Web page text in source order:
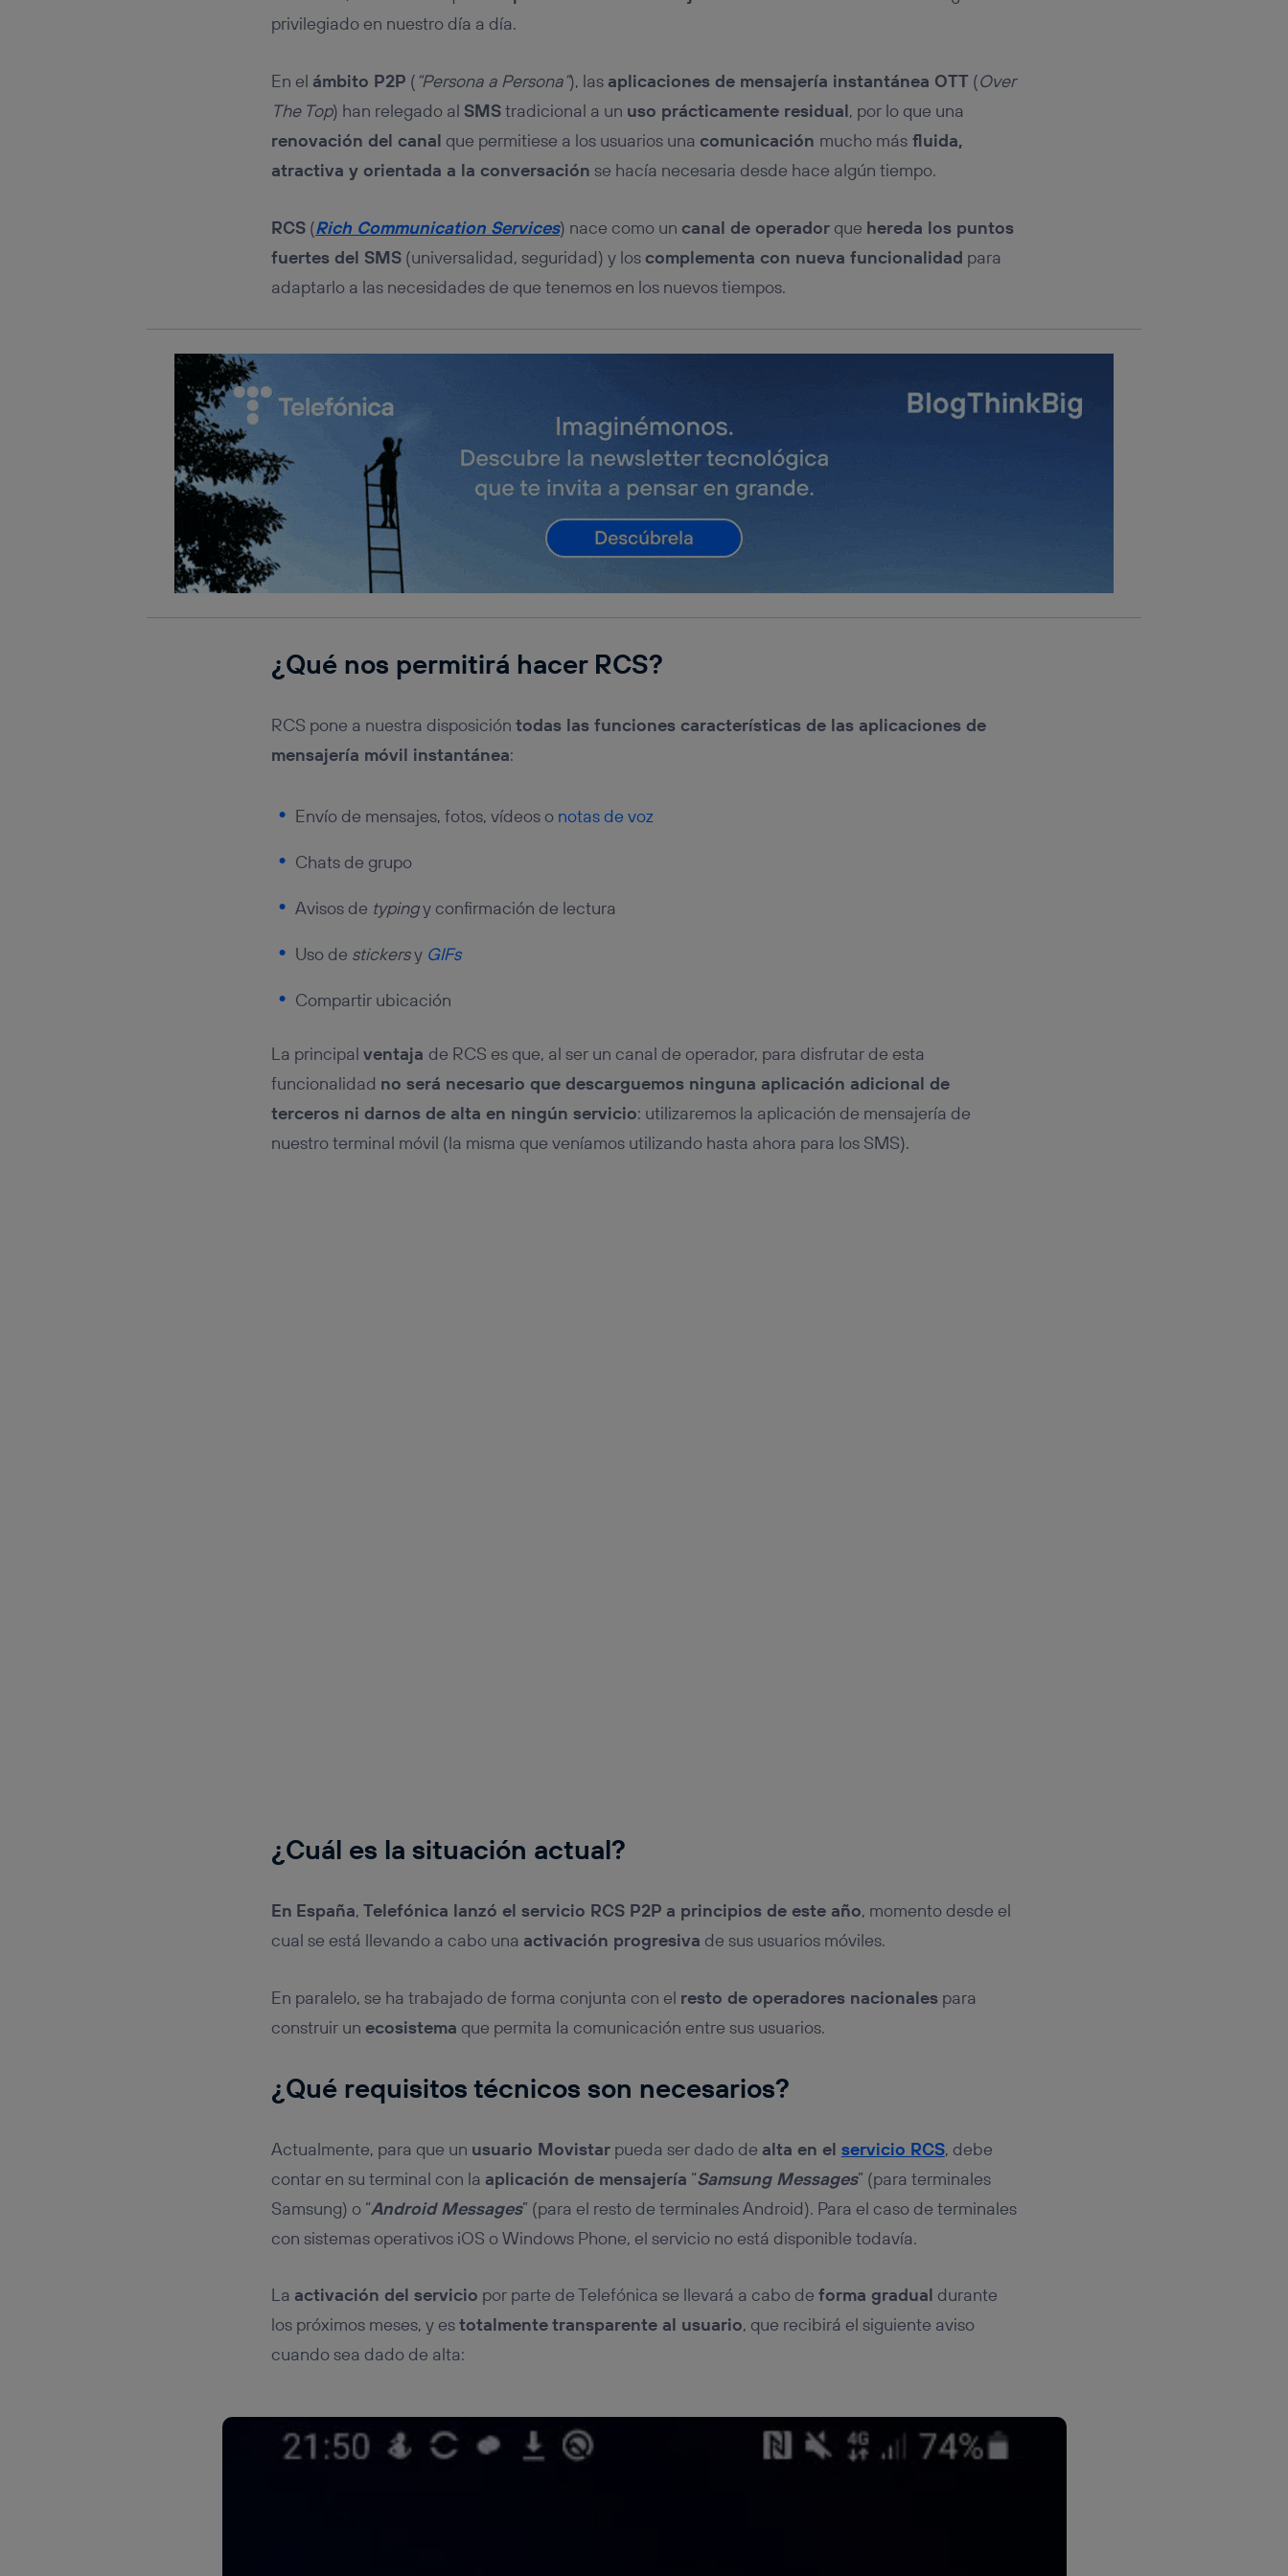
privilegiado en nuestro día a día.
En el ámbito P2P ( “Persona a Persona”), las aplicaciones de mensajería instantánea OTT (Over
The Top) han relegado al SMStradicional a un uso prácticamente residual, por lo que una
renovación del canal que permitiese a los usuarios una comunicación mucho másfluida,
atractiva y orientada a la conversación se hacía necesaria desde hace algún tiempo.
RCS(Rich Communication Services) nace como un canal de operadorque hereda los puntos
fuertes del SMS(universalidad, seguridad) y loscomplementa con nueva funcionalidad para
adaptarlo a las necesidades de que tenemos en los nuevos tiempos.
¿Qué nos permitirá hacer RCS?
RCS pone a nuestra disposición todas las funciones características de las aplicaciones de
mensajería móvil instantánea:
Envío de mensajes, fotos, vídeos o notas de voz
Chats de grupo
Avisos de typingy confirmación de lectura
Uso de stickersy GIFs
Compartir ubicación
La principal ventaja de RCS es que, al ser un canal de operador, para disfrutar de esta
funcionalidad no será necesario que descarguemos ninguna aplicación adicional de
terceros ni darnos de alta en ningún servicio: utilizaremos la aplicación de mensajería de
nuestro terminal móvil (la misma que veníamos utilizando hasta ahora para los SMS).
¿Cuál es la situación actual?
En España, Telefónica lanzó el servicio RCS P2P a principios de este año, momento desde el
cual se está llevando a cabo una activación progresiva de sus usuarios móviles.
En paralelo, se ha trabajado de forma conjunta con el resto de operadores nacionalespara
construir un ecosistema que permita la comunicación entre sus usuarios.
¿Qué requisitos técnicos son necesarios?
Actualmente, para que un usuario Movistarpueda ser dado de alta en el servicio RCS, debe
contar en su terminal con la aplicación de mensajería “Samsung Messages” (para terminales
Samsung) o “Android Messages” (para el resto de terminales Android). Para el caso de terminales
con sistemas operativos iOS o Windows Phone, el servicio no está disponible todavía.
La activación del servicio por parte de Telefónica se llevará a cabo de forma gradual durante
los próximos meses, y estotalmentetransparente al usuario, que recibirá el siguiente aviso
cuando sea dado de alta:
conecte su dispositivo y consienta el uso de la tecnología recibirá el mismo identificador.
realizará en función de las actividades de navegación de los miembros del hogar que
hayan dado su consentimiento.
únicamente en la navegación del usuario del móvil.
Puedes gestionar los consentimientos Utiq seleccionando “Administrar Utiq” en la parte